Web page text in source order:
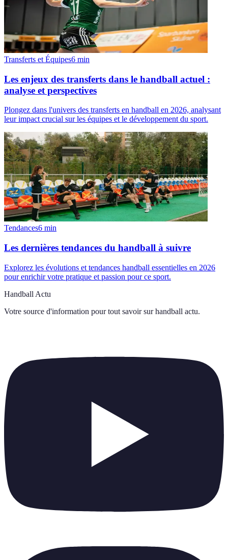
Transferts et Équipes6 min
Les enjeux des transferts dans le handball actuel :
analyse et perspectives
Plongez dans l'univers des transferts en handball en 2026, analysant
leur impact crucial sur les équipes et le développement du sport.
Tendances6 min
Les dernières tendances du handball à suivre
Explorez les évolutions et tendances handball essentielles en 2026
pour enrichir votre pratique et passion pour ce sport.
Handball Actu
Votre source d'information pour tout savoir sur handball actu.